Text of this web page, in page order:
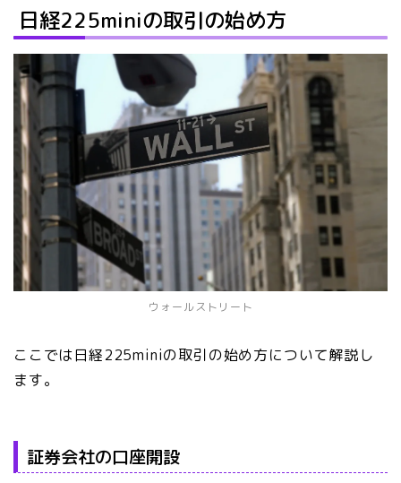
日経225miniの取引の始め方
ウォールストリート
ここでは日経225miniの取引の始め方について解説し
ます。
証券会社の口座開設